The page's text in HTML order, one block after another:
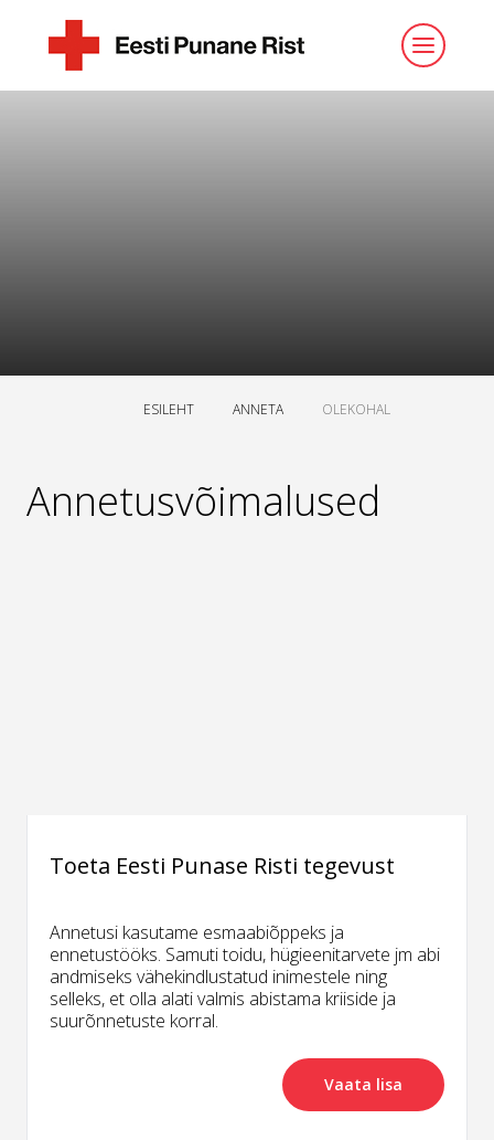
ESILEHT ANNETA OLEKOHAL
Annetusvõimalused
Toeta Eesti Punase Risti tegevust
Annetusi kasutame esmaabiõppeks ja
ennetustööks. Samuti toidu, hügieenitarvete jm abi
andmiseks vähekindlustatud inimestele ning
selleks, et olla alati valmis abistama kriiside ja
suurõnnetuste korral.
Vaata lisa